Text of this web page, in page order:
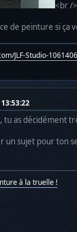
<br />
de peinture si ça
JLF-Studio-
tu as décidément
un sujet pour ton
à la truelle !